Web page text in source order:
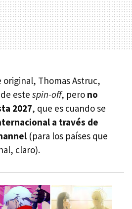
original, Thomas Astruc,
este spin-off, pero no
2027, que es cuando se
a través de
(para los países que
claro).